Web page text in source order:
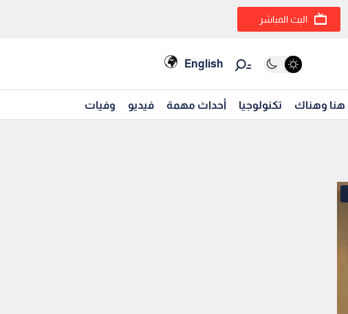
البث المباشر
English
هنا وهناك تكنولوجيا أحداث مهمة فيديو وفيات